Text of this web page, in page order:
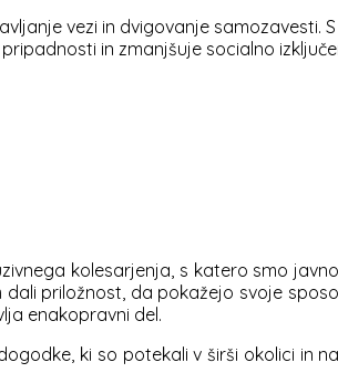
vezi in dvigovanje samozavesti.
in zmanjšuje socialno
kolesarjenja, s katero smo
priložnost, da pokažejo svoje
enakopravni del.
ki so potekali v širši okolici in